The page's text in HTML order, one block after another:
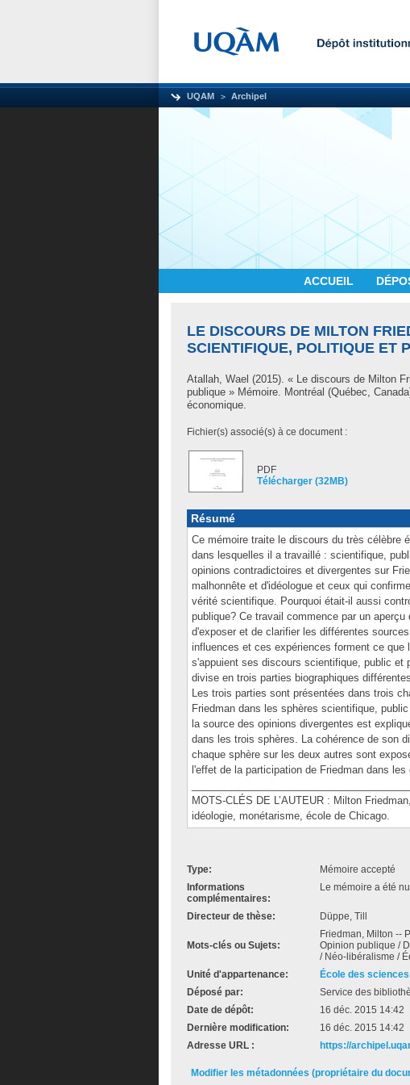
UQAM Archipel
ACCUEIL
LE DISCOURS DE MILTON
SCIENTIFIQUE, POLITIQUE ET
Atallah, Wael (2015). « Le discours de Milton
publique » Mémoire. Montréal (Québec,
économique.
Fichier(s) associé(s) à ce document :
PDF
Télécharger (32MB)
Résumé
Ce mémoire traite le discours du très célèbre
dans lesquelles il a travaillé : scientifique,
opinions contradictoires et divergentes sur
malhonnête et d'idéologue et ceux qui
vérité scientifique. Pourquoi était-il aussi
publique? Ce travail commence par un
d'exposer et de clarifier les différentes
influences et ces expériences forment ce
s'appuient ses discours scientifique, public et
divise en trois parties biographiques
Les trois parties sont présentées dans trois
Friedman dans les sphères scientifique,
la source des opinions divergentes est
dans les trois sphères. La cohérence de son
chaque sphère sur les deux autres sont
l'effet de la participation de Friedman dans
MOTS-CLÉS DE L’AUTEUR : Milton
idéologie, monétarisme, école de Chicago.
Type:
Mémoire accepté
Informations
complémentaires:
Le mémoire a été
Directeur de thèse: Düppe, Till
Mots-clés ou Sujets:
Friedman, Milton --
Opinion publique /
/ Néo-libéralisme /
Unité d'appartenance:
École des
Déposé par:
Service des
Date de dépôt:
16 déc. 2015 14:42
Dernière modification:
16 déc. 2015 14:42
Adresse URL :
https://
Modifier les métadonnées (propriétaire du